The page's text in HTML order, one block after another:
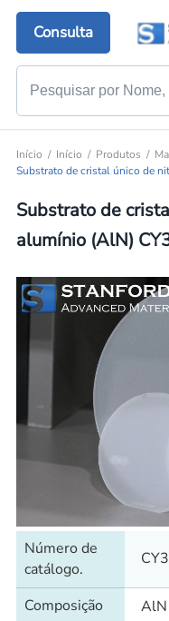
Consulta
Início Início Produtos
Substrato de cristal único de
Substrato de
alumínio (AlN)
Número de
catálogo.
Composição
AlN